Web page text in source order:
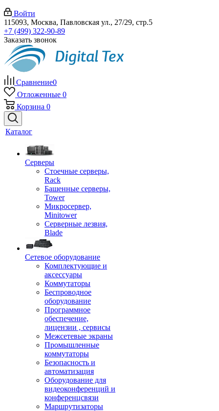
Войти
115093, Москва, Павловская ул., 27/29, стр.5
+7 (499) 322-90-89
Заказать звонок
Сравнение0
Отложенные 0
Корзина 0
Каталог
Серверы
Стоечные серверы,
Rack
Башенные серверы,
Tower
Микросервер,
Minitower
Серверные лезвия,
Blade
Сетевое оборудование
Комплектующие и
аксессуары
Коммутаторы
Беспроводное
оборудование
Программное
обеспечение,
лицензии , сервисы
Межсетевые экраны
Промышленные
коммутаторы
Безопасность и
автоматизация
Оборудование для
видеоконференций и
конференцсвязи
Маршрутизаторы